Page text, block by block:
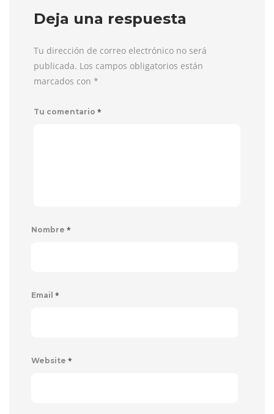
Deja una respuesta
Tu dirección de correo electrónico no será
publicada. Los campos obligatorios están
marcados con *
Tu comentario *
Nombre *
Email *
Website *